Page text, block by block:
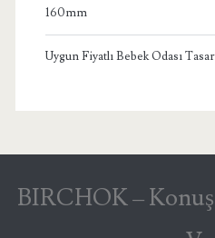
160mm
Uygun Fiyatlı Bebek Odası
BIRCHOK –